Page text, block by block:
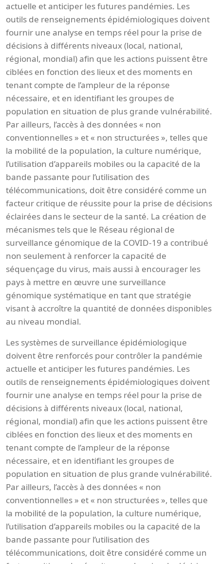
actuelle et anticiper les futures pandémies. Les
outils de renseignements épidémiologiques doivent
fournir une analyse en temps réel pour la prise de
décisions à différents niveaux (local, national,
régional, mondial) afin que les actions puissent être
ciblées en fonction des lieux et des moments en
tenant compte de l’ampleur de la réponse
nécessaire, et en identifiant les groupes de
population en situation de plus grande vulnérabilité.
Par ailleurs, l’accès à des données « non
conventionnelles » et « non structurées », telles que
la mobilité de la population, la culture numérique,
l’utilisation d’appareils mobiles ou la capacité de la
bande passante pour l’utilisation des
télécommunications, doit être considéré comme un
facteur critique de réussite pour la prise de décisions
éclairées dans le secteur de la santé. La création de
mécanismes tels que le Réseau régional de
surveillance génomique de la COVID-19 a contribué
non seulement à renforcer la capacité de
séquençage du virus, mais aussi à encourager les
pays à mettre en œuvre une surveillance
génomique systématique en tant que stratégie
visant à accroître la quantité de données disponibles
au niveau mondial.
Les systèmes de surveillance épidémiologique
doivent être renforcés pour contrôler la pandémie
actuelle et anticiper les futures pandémies. Les
outils de renseignements épidémiologiques doivent
fournir une analyse en temps réel pour la prise de
décisions à différents niveaux (local, national,
régional, mondial) afin que les actions puissent être
ciblées en fonction des lieux et des moments en
tenant compte de l’ampleur de la réponse
nécessaire, et en identifiant les groupes de
population en situation de plus grande vulnérabilité.
Par ailleurs, l’accès à des données « non
conventionnelles » et « non structurées », telles que
la mobilité de la population, la culture numérique,
l’utilisation d’appareils mobiles ou la capacité de la
bande passante pour l’utilisation des
télécommunications, doit être considéré comme un